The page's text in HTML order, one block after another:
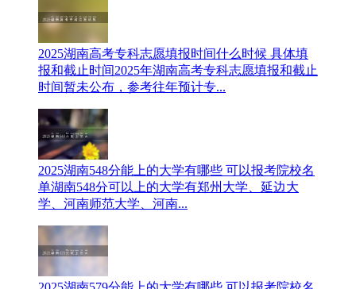
2025湖南高考专科志愿填报时间什么时候 具体填
报和截止时间2025年湖南高考专科志愿填报和截止
时间暂未公布，参考往年预计专...
2025湖南548分能上的大学有哪些 可以报考院校名
单湖南548分可以上的大学有郑州大学、延边大
学、河南师范大学、河南...